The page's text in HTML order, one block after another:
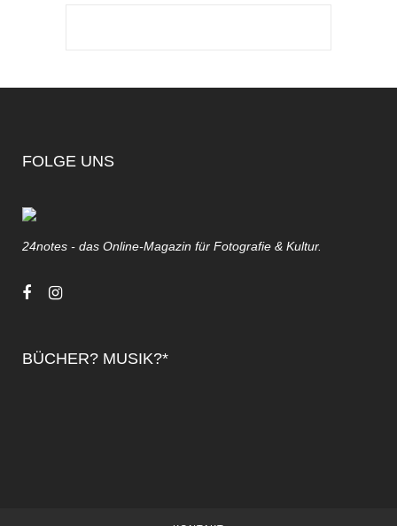
FOLGE UNS
24notes - das Online-Magazin für Fotografie & Kultur.
BÜCHER? MUSIK?*